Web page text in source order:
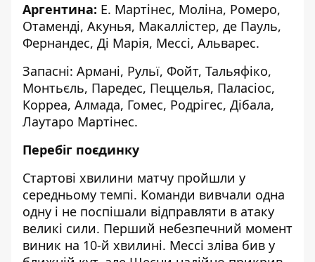
Аргентина: Е. Мартінес, Моліна, Ромеро,
Отаменді, Акунья, Макаллістер, де Пауль,
Фернандес, Ді Марія, Мессі, Альварес.
Запасні: Армані, Рульї, Фойт, Тальяфіко,
Монтьєль, Паредес, Пеццелья, Паласіос,
Корреа, Алмада, Гомес, Родрігес, Дібала,
Лаутаро Мартінес.
Перебіг поєдинку
Стартові хвилини матчу пройшли у
середньому темпі. Команди вивчали одна
одну і не поспішали відправляти в атаку
великі сили. Перший небезпечний момент
виник на 10-й хвилині. Мессі зліва бив у